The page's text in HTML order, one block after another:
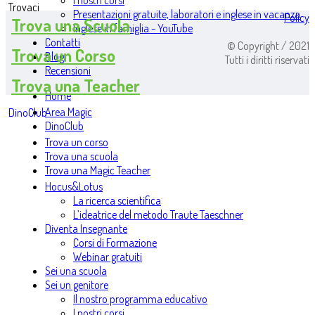
Presentazioni gratuite, laboratori e inglese in vacanza
Inglese in famiglia - YouTube
Contatti
Blog
Recensioni
Home
Area Magic
DinoClub
Trova un corso
Trova una scuola
Trova una Magic Teacher
Hocus&Lotus
La ricerca scientifica
L’ideatrice del metodo Traute Taeschner
Diventa Insegnante
Corsi di Formazione
Webinar gratuiti
Sei una scuola
Sei un genitore
Il nostro programma educativo
Trovaci
Trova una Scuola
Trova un Corso
Trova una Teacher
DinoClub
Policy
© Copyright / 2021
Tutti i diritti riservati